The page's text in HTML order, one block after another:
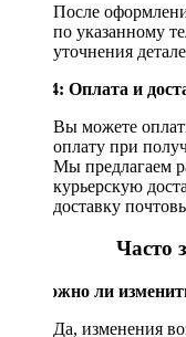
После
по указанному
уточнения
Шаг 4: Оплата и
Вы можете
оплату при
Мы предлагаем
курьерскую
доставку
Часто
Возможно ли
Да, изменения